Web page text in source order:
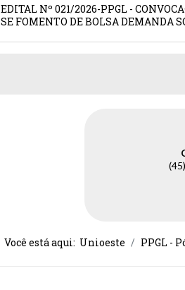
EDITAL Nº 021/2026-PPGL -
SE FOMENTO DE BOLSA DEMANDA
Você está aqui: Unioeste PPGL -